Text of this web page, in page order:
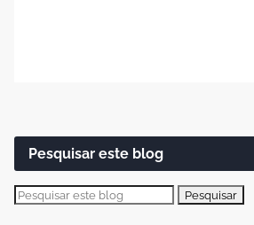
Pesquisar este blog